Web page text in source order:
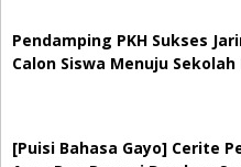
Pendamping PKH Sukses
Calon Siswa Menuju
[Puisi Bahasa Gayo] Cerite